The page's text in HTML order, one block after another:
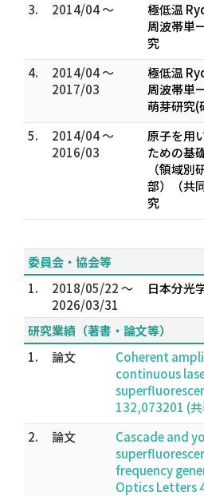
3.
2014/04 ～
極低温
周波帯単
究
4.
2014/04 ～
2017/03
極低温
周波帯単
萌芽研究(
5.
2014/04 ～
2016/03
原子を用
ための基
（領域
部）（共
究
委員会・協会等
1.
2018/05/22 ～
2026/03/31
日本分光
研究業績（著書・論文等）
1.
論文
Coherent
continuous
132,073201 (
2.
論文
Cascade and
frequency
Optics Letters